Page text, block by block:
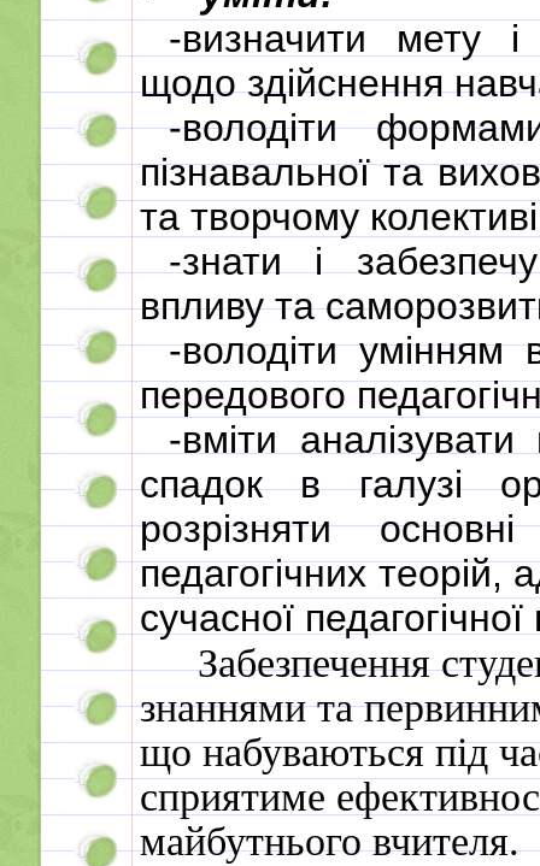
-визначити мету і
щодо здійснення
-володіти
пізнавальної та
та творчому
-знати і
впливу та
-володіти умінням
передового
-вміти
спадок в галузі
розрізняти
педагогічних теорій,
сучасної
Забезпечення
знаннями та
що набуваються під
сприятиме
майбутнього вчителя.